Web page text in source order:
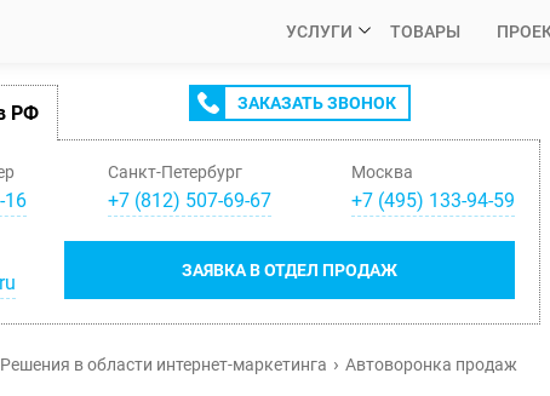
УСЛУГИ ТОВАРЫ
РФ ЗАКАЗАТЬ ЗВОНОК
16
Санкт-Петербург
+7(812) 507-69-67
Москва
+7 (495) 133-94-59
ЗАЯВКА В ОТДЕЛ ПРОДАЖ
Решения в области интернет-маркетинга Автоворонка продаж